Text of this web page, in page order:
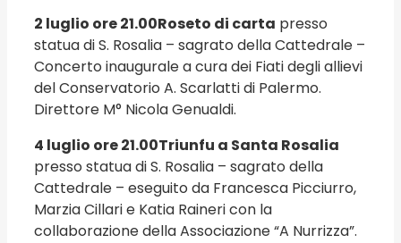
2 luglio ore 21.00Roseto di carta presso
statua di S. Rosalia – sagrato della Cattedrale –
Concerto inaugurale a cura dei Fiati degli allievi
del Conservatorio A. Scarlatti di Palermo.
Direttore M° Nicola Genualdi.
4 luglio ore 21.00Triunfu a Santa Rosalia
presso statua di S. Rosalia – sagrato della
Cattedrale – eseguito da Francesca Picciurro,
Marzia Cillari e Katia Raineri con la
collaborazione della Associazione “A Nurrizza”.